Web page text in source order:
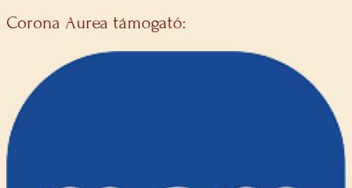
Corona Aurea támogató: